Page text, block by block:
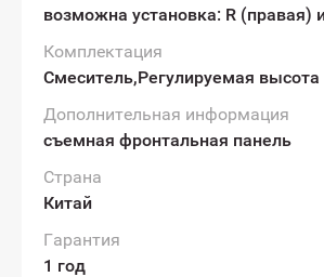
возможна установка: R (правая)
Комплектация
Смеситель,Регулируемая
Дополнительная информация
съемная фронтальная панель
Страна
Китай
Гарантия
1 год